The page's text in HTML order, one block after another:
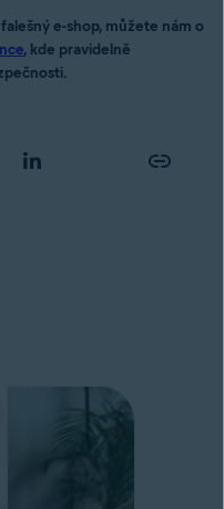
e-shop, můžete nám o
, kde pravidelně